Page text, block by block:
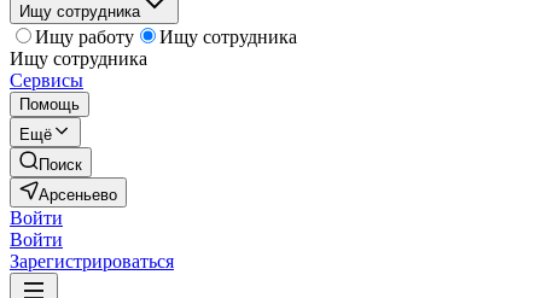
Ищу сотрудника
Ищу работу
Ищу сотрудника
Ищу сотрудника
Сервисы
Помощь
Ещё
Поиск
Арсеньево
Войти
Войти
Зарегистрироваться